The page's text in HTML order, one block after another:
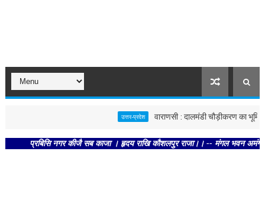
उत्तर-प्रदेश वाराणसी : दालमंडी चौड़ीकरण का भूमि पूजन,
प्रबिसि नगर कीजै सब काजा । हृदय राखि कौशलपुर राजा।। -- मंगल भवन अमंगल